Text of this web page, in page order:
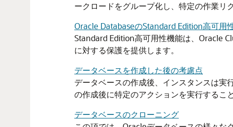
ークロードをグループ化し、特定の作業リ
Oracle DatabaseのStandard Edition高可用
Standard Edition高可用性機能は、Oracle
に対する保護を提供します。
データベースを作成した後の考慮点
データベースの作成後、インスタンスは実
の作成後に特定のアクションを実行するこ
データベースのクローニング